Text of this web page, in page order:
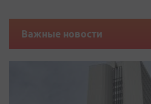
Важные новости